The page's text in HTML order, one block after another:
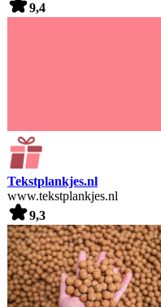
9,4
Tekstplankjes.nl
www.tekstplankjes.nl
9,3